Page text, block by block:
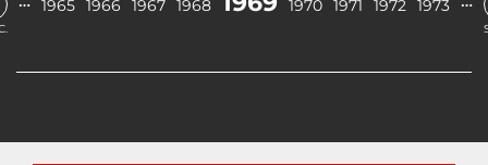
1965 1966 1967 1968 1970 1971 1972 1973